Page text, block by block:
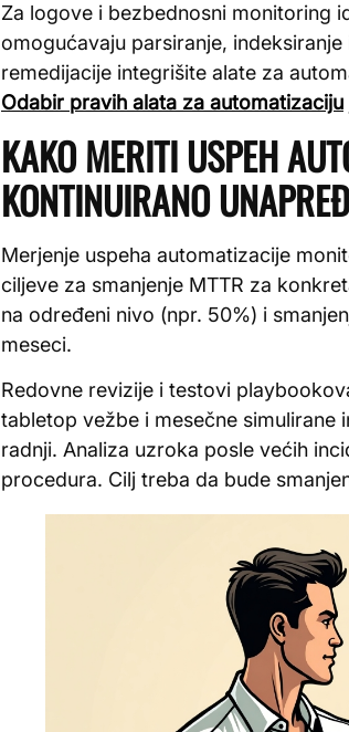
Za logove i bezbednosni monitoring
omogućavaju parsiranje,
remedijacije integrišite alate za
Odabir pravih alata za automatizaciju
KAKO MERITI USPEH
KONTINUIRANO
Merjenje uspeha automatizacije
ciljeve za smanjenje MTTR za
na određeni nivo (npr. 50%) i
meseci.
Redovne revizije i testovi
tabletop vežbe i mesečne
radnji. Analiza uzroka posle većih
procedura. Cilj treba da bude